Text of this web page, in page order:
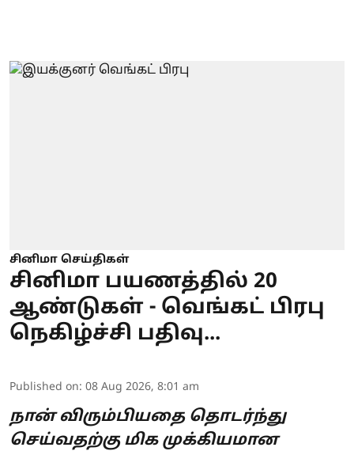
சினிமா செய்திகள்
சினிமா பயணத்தில் 20
ஆண்டுகள் - வெங்கட் பிரபு
நெகிழ்ச்சி பதிவு...
Published on: 08 Aug 2026, 8:01 am
நான் விரும்பியதை தொடர்ந்து
செய்வதற்கு மிக முக்கியமான